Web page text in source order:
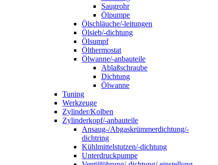
Saugrohr
Ölpumpe
Ölschläuche/-leitungen
Ölsieb/-dichtung
Ölsumpf
Ölthermostat
Ölwanne/-anbauteile
Ablaßschraube
Dichtung
Ölwanne
Tuning
Werkzeuge
Zylinder/Kolben
Zylinderkopf/-anbauteile
Ansaug-/Abgaskrümmerdichtung/-
dichtring
Kühlmittelstutzen/-dichtung
Unterdruckpumpe